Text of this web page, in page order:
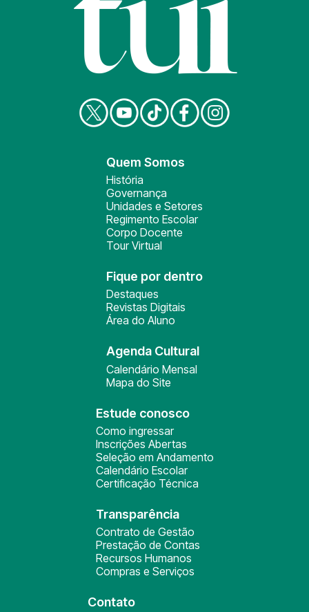
Quem Somos
História
Governança
Unidades e Setores
Regimento Escolar
Corpo Docente
Tour Virtual
Fique por dentro
Destaques
Revistas Digitais
Área do Aluno
Agenda Cultural
Calendário Mensal
Mapa do Site
Estude conosco
Como ingressar
Inscrições Abertas
Seleção em Andamento
Calendário Escolar
Certificação Técnica
Transparência
Contrato de Gestão
Prestação de Contas
Recursos Humanos
Compras e Serviços
Contato